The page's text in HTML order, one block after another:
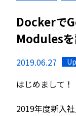
Dockerで
Modules
2019.06.27
はじめまして！
2019年度新入